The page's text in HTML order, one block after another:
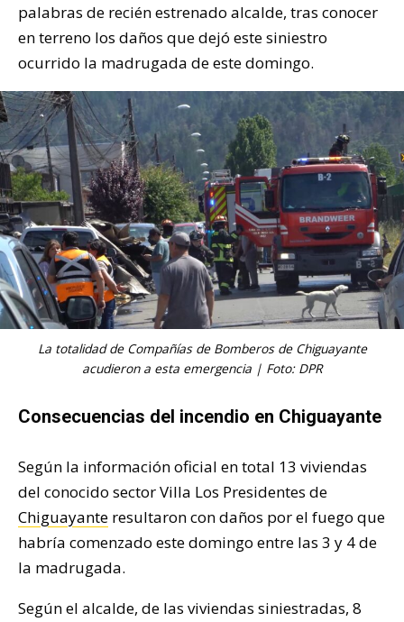
palabras de recién estrenado alcalde, tras conocer
en terreno los daños que dejó este siniestro
ocurrido la madrugada de este domingo.
La totalidad de Compañías de Bomberos de Chiguayante
acudieron a esta emergencia | Foto: DPR
Consecuencias del incendio en Chiguayante
Según la información oficial en total 13 viviendas
del conocido sector Villa Los Presidentes de
Chiguayante resultaron con daños por el fuego que
habría comenzado este domingo entre las 3 y 4 de
la madrugada.
Según el alcalde, de las viviendas siniestradas, 8